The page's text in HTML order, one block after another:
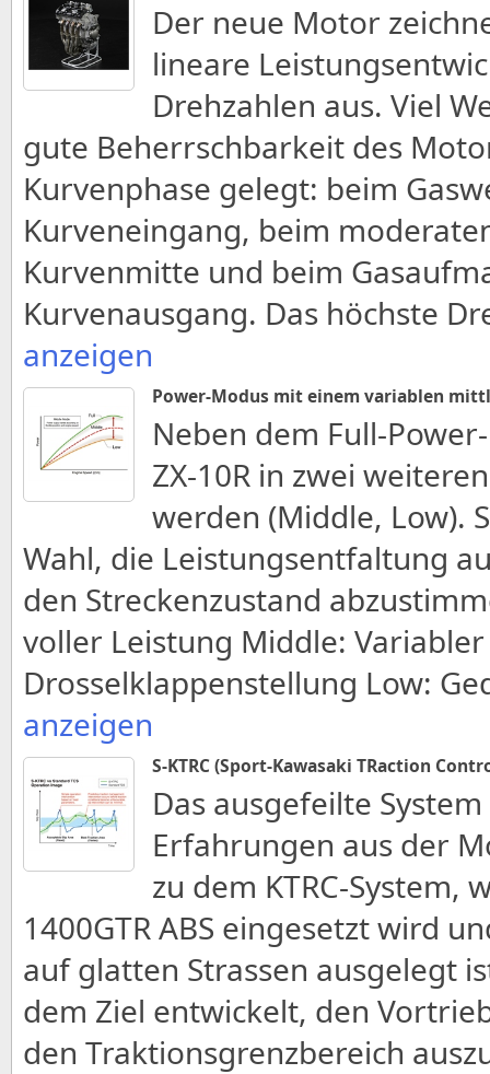
Der neue Motor
lineare
Drehzahlen aus. Viel
gute Beherrschbarkeit des
Kurvenphase gelegt: beim
Kurveneingang, beim
Kurvenmitte und beim
Kurvenausgang. Das höchste
anzeigen
Power-Modus mit einem variablen
Neben dem Full-
ZX-10R in zwei
werden (Middle, Low).
Wahl, die Leistungsentfaltung
den Streckenzustand
voller Leistung Middle:
Drosselklappenstellung Low:
anzeigen
S-KTRC (Sport-Kawasaki TRaction
Das ausgefeilte
Erfahrungen aus der
zu dem KTRC-System,
1400GTR ABS eingesetzt wird
auf glatten Strassen ausgelegt
dem Ziel entwickelt, den
den Traktionsgrenzbereich